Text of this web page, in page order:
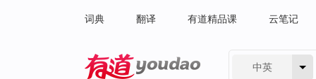
词典 翻译 有道精品课 云笔记
中英